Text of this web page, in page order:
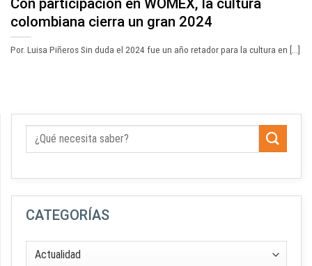
colombiana cierra un gran 2024
Por. Luisa Piñeros Sin duda el 2024 fue un año retador para la cultura en [...]
CATEGORÍAS